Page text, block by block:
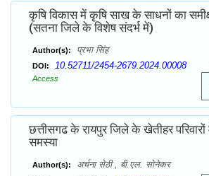
कृषि विकास में कृषि साख के साधनों का
(सतना जिले के विशेष संदर्भ में)
Author(s): प्रभा सिंह
DOI: 10.52711/2454-2679.2024.00008
Access
छत्तीसगढ के रायपुर जिले के खेतीहर
समस्या
Author(s): अर्चना सेठी , बी.एल. सोनेकर